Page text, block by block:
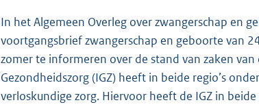
:
3
9
K
b
In het Algemeen Overleg over zwangerschap en
voortgangsbrief zwangerschap en geboorte van
zomer te informeren over de stand van zaken
Gezondheidszorg (IGZ) heeft in beide regio’s
verloskundige zorg. Hiervoor heeft de IGZ in